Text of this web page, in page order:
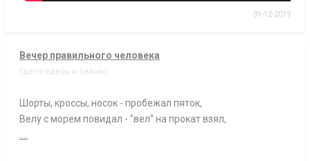
31-12-2019
Вечер правильного человека
Где-то здесь и сейчас
Шорты, кроссы, носок - пробежал пяток,
Велу с морем повидал - "вел" на прокат взял,